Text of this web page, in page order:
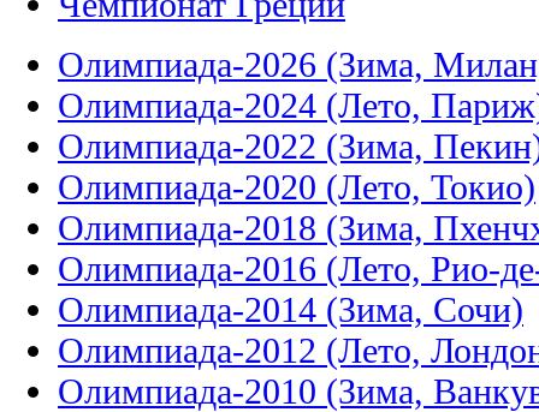
Олимпиада-2026 (Зима,
Олимпиада-2024 (Лето,
Олимпиада-2022 (Зима,
Олимпиада-2020 (Лето, Токио)
Олимпиада-2018 (Зима,
Олимпиада-2016 (Лето, Рио-
Олимпиада-2014 (Зима, Сочи)
Олимпиада-2012 (Лето,
Олимпиада-2010 (Зима,